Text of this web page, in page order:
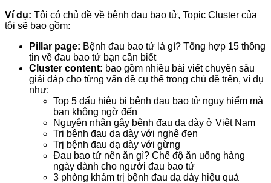
Ví dụ: Tôi có chủ đề về bệnh đau bao tử, Topic Cluster của
tôi sẽ bao gồm:
Pillar page: Bệnh đau bao tử là gì? Tổng hợp 15 thông
tin về đau bao tử bạn cần biết
Cluster content: bao gồm nhiều bài viết chuyên sâu
giải đáp cho từng vấn đề cụ thể trong chủ đề trên, ví dụ
như:
Top 5 dấu hiệu bị bệnh đau bao tử nguy hiểm mà
bạn không ngờ đến
Nguyên nhân gây bệnh đau dạ dày ở Việt Nam
Trị bệnh đau dạ dày với nghệ đen
Trị bệnh đau dạ dày với gừng
Đau bao tử nên ăn gì? Chế độ ăn uống hàng
ngày dành cho người đau bao tử
3 phòng khám trị bệnh đau dạ dày hiệu quả